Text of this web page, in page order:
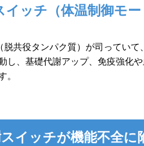
ッチ（体温制御モー
脱共役タンパク質）が司ってい
し、基礎代謝アップ、免疫強化
。
イッチが機能不全